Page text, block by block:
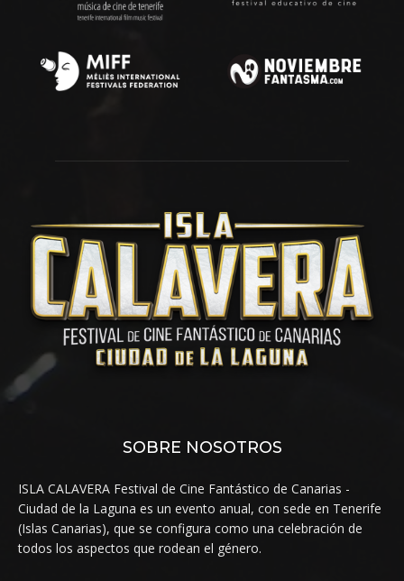
SOBRE NOSOTROS
ISLA CALAVERA Festival de Cine Fantástico de Canarias -
Ciudad de la Laguna es un evento anual, con sede en Tenerife
(Islas Canarias), que se configura como una celebración de
todos los aspectos que rodean el género.